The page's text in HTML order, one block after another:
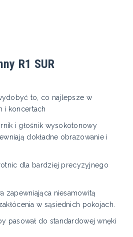
R1 SUR
to, co najlepsze w
i koncertach
i głośnik wysokotonowy
dokładne obrazowanie i
dla bardziej precyzyjnego
zapewniająca niesamowitą
w sąsiednich pokojach.
pasował do standardowej wnęki